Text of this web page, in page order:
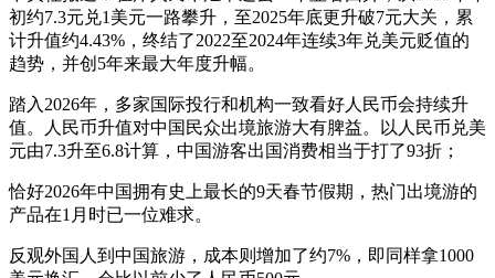
初约7.3元兑1美元一路攀升，至2025年底更升破7元大关，累
计升值约4.43%，终结了2022至2024年连续3年兑美元贬值的
趋势，并创5年来最大年度升幅。
踏入2026年，多家国际投行和机构一致看好人民币会持续升
值。人民币升值对中国民众出境旅游大有脾益。以人民币兑美
元由7.3升至6.8计算，中国游客出国消费相当于打了93折；
恰好2026年中国拥有史上最长的9天春节假期，热门出境游的
产品在1月时已一位难求。
反观外国人到中国旅游，成本则增加了约7%，即同样拿1000